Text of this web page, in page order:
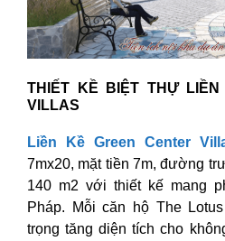
THIẾT KỀ BIỆT THỰ LIỀN
VILLAS
Liền Kề Green Center
7mx20, mặt tiền 7m, đường
140 m2 với thiết kế mang
Pháp. Mỗi căn hộ The
trọng tăng diện tích cho